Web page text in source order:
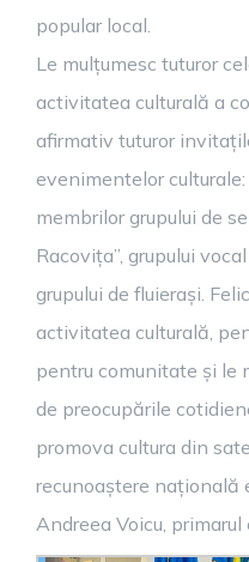
popular local.
Le mulțumesc tuturor
activitatea culturală a
afirmativ tuturor
evenimentelor
membrilor grupului de
Racovița”, grupului
grupului de fluierași.
activitatea culturală,
pentru comunitate și le
de preocupările
promova cultura din
recunoaștere națională
Andreea Voicu,